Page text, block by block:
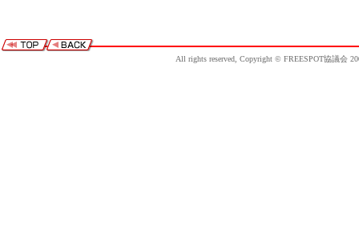
All rights reserved, Copyright © FREESPOT協議会